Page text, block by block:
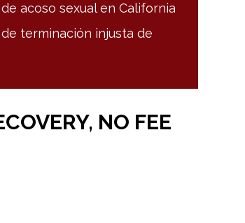
acoso sexual en California
terminación injusta de
NO FEE